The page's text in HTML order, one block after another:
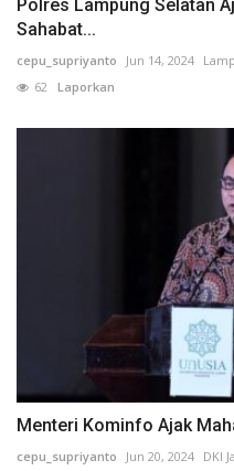
Polres Lampung Selatan
Sahabat...
cepu_supriyanto Jun 14, 2024
62 Laporkan
Menteri Kominfo Ajak
cepu_supriyanto Jun 20, 2024 DKI